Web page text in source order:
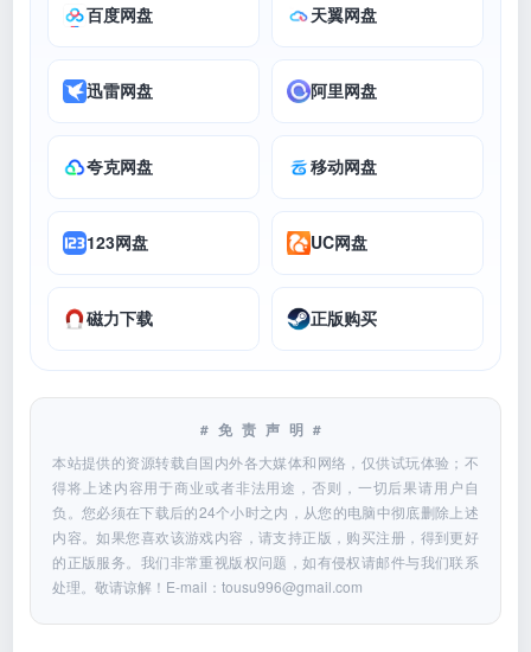
百度网盘 天翼网盘
迅雷网盘 阿里网盘
夸克网盘 移动网盘
123网盘 UC网盘
磁力下载 正版购买
#免责声明#
本站提供的资源转载自国内外各大媒体和网络，仅供试玩体验；不
得将上述内容用于商业或者非法用途，否则，一切后果请用户自
负。您必须在下载后的24个小时之内，从您的电脑中彻底删除上述
内容。如果您喜欢该游戏内容，请支持正版，购买注册，得到更好
的正版服务。我们非常重视版权问题，如有侵权请邮件与我们联系
处理。敬请谅解！E-mail：tousu996@gmail.com